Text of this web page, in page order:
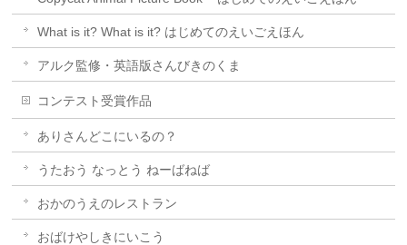
What is it? What is it? はじめてのえいごえほん
アルク監修・英語版さんびきのくま
コンテスト受賞作品
ありさんどこにいるの？
うたおう なっとう ねーばねば
おかのうえのレストラン
おばけやしきにいこう